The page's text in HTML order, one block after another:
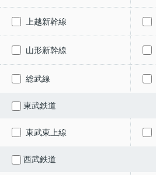
上越新幹線
山形新幹線
総武線
東武鉄道
東武東上線
西武鉄道